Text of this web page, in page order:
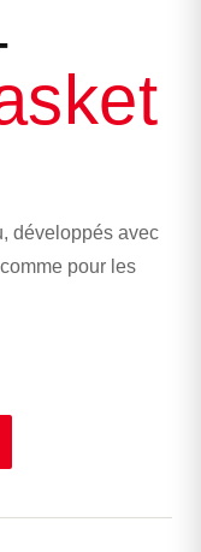
développés avec
pour les